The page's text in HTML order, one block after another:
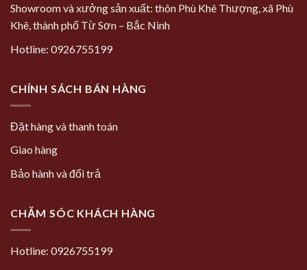
Showroom và xưởng sản xuất: thôn Phù Khê Thượng, xã Phù
Khê, thành phố Từ Sơn – Bắc Ninh
Hotline: 0926755199
CHÍNH SÁCH BÁN HÀNG
Đặt hàng và thanh toán
Giao hàng
Bảo hành và đổi trả
CHĂM SÓC KHÁCH HÀNG
Hotline: 0926755199